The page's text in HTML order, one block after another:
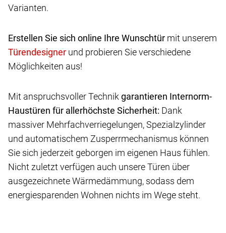
Varianten.
Erstellen Sie sich online Ihre Wunschtür mit unserem
und probieren Sie verschiedene
Möglichkeiten aus!
Mit anspruchsvoller Technik garantieren Internorm-
Haustüren für allerhöchste Sicherheit: Dank
massiver Mehrfachverriegelungen, Spezialzylinder
und automatischem Zusperrmechanismus können
Sie sich jederzeit geborgen im eigenen Haus fühlen.
Nicht zuletzt verfügen auch unsere Türen über
ausgezeichnete Wärmedämmung, sodass dem
energiesparenden Wohnen nichts im Wege steht.